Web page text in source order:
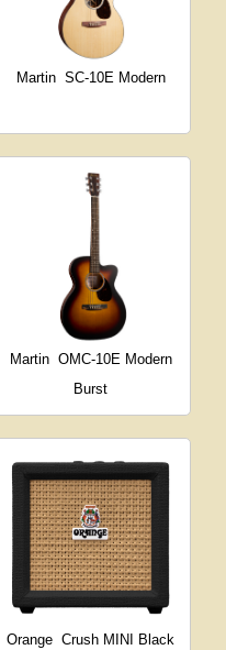
Martin SC-10E Modern
Martin OMC-10E Modern
Burst
Orange Crush MINI Black